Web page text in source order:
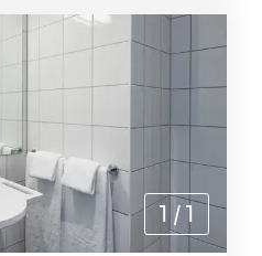
1 / 1